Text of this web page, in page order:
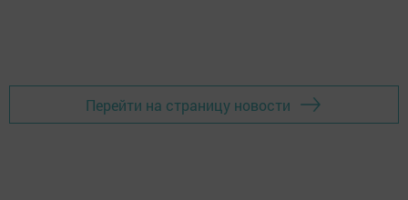
Перейти на страницу новости